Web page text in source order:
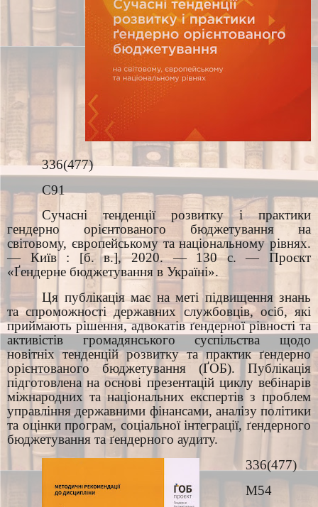
336(477)
С91
Сучасні тенденції розвитку і практики
гендерно орієнтованого бюджетування на
світовому, європейському та національному рівнях.
— Київ : [б. в.], 2020. — 130 с. — Проєкт
«Ґендерне бюджетування в Україні».
Ця публікація має на меті підвищення знань
та спроможності державних службовців, осіб, які
приймають рішення, адвокатів ґендерної рівності та
активістів громадянського суспільства щодо
новітніх тенденцій розвитку та практик ґендерно
орієнтованого бюджетування (ҐОБ). Публікація
підготовлена на основі презентацій циклу вебінарів
міжнародних та національних експертів з проблем
управління державними фінансами, аналізу політики
та оцінки програм, соціальної інтеграції, ґендерного
бюджетування та ґендерного аудиту.
336(477)
М54